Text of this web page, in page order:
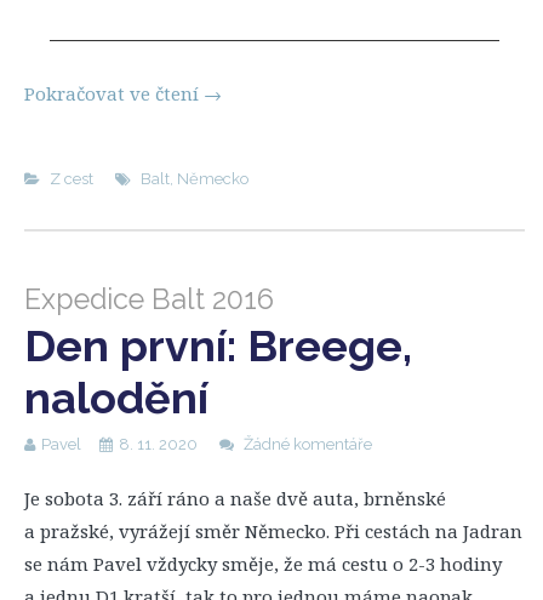
Pokračovat ve čtení →
Z cest Balt, Německo
Expedice Balt 2016
Den první: Breege,
nalodění
Pavel 8. 11. 2020 Žádné komentáře
Je sobota 3. září ráno a naše dvě auta, brněnské
a pražské, vyrážejí směr Německo. Při cestách na Jadran
se nám Pavel vždycky směje, že má cestu o 2-3 hodiny